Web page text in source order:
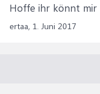
Hoffe ihr könnt mir
ertaa, 1. Juni 2017